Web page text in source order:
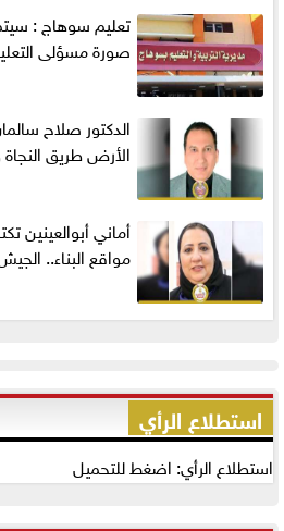
تعليم سوهاج :
صورة مسؤلى
الدكتور صلاح
الأرض طريق النجاة
مواقع البناء..
استطلاع الرأي
استطلاع الرأي: اضغط للتحميل